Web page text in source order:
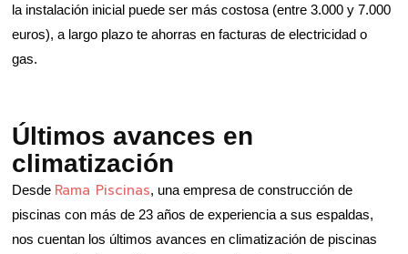
la instalación inicial puede ser más costosa (entre 3.000 y 7.000
euros), a largo plazo te ahorras en facturas de electricidad o
gas.
Últimos avances en
climatización
Desde Rama Piscinas, una empresa de construcción de
piscinas con más de 23 años de experiencia a sus espaldas,
nos cuentan los últimos avances en climatización de piscinas